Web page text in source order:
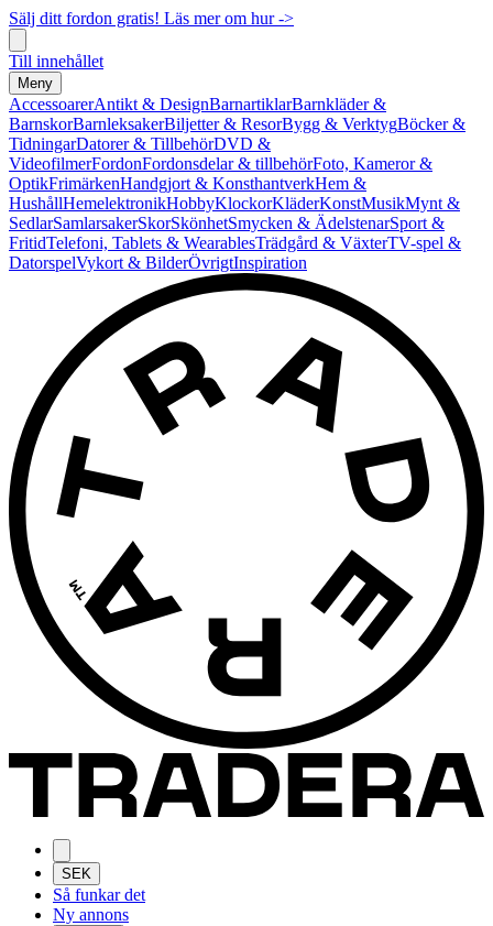
Sälj ditt fordon gratis! Läs mer om hur ->
Till innehållet
Meny
AccessoarerAntikt & DesignBarnartiklarBarnkläder &
BarnskorBarnleksakerBiljetter & ResorBygg & VerktygBöcker &
TidningarDatorer & TillbehörDVD &
VideofilmerFordonFordonsdelar & tillbehörFoto, Kameror &
OptikFrimärkenHandgjort & KonsthantverkHem &
HushållHemelektronikHobbyKlockorKläderKonstMusikMynt &
SedlarSamlarsakerSkorSkönhetSmycken & ÄdelstenarSport &
FritidTelefoni, Tablets & WearablesTrädgård & VäxterTV-spel &
DatorspelVykort & BilderÖvrigtInspiration
SEK
Så funkar det
Ny annons